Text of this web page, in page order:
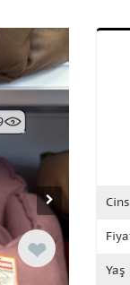
❤
Yaş